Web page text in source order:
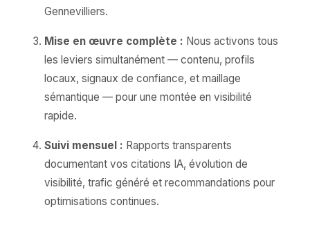
Gennevilliers.
Mise en œuvre complète : Nous activons tous
les leviers simultanément — contenu, profils
locaux, signaux de confiance, et maillage
sémantique — pour une montée en visibilité
rapide.
Suivi mensuel : Rapports transparents
documentant vos citations IA, évolution de
visibilité, trafic généré et recommandations pour
optimisations continues.